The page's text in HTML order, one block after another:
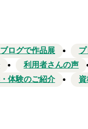
ブログで作品展
利用者さんの声
体験のご紹介